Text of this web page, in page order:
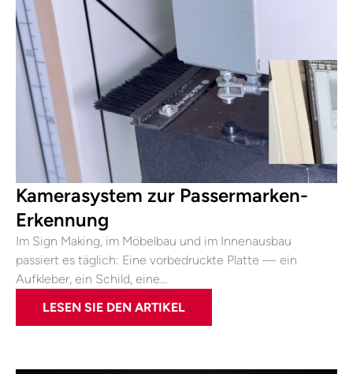
Kamerasystem zur Passermarken-
Erkennung
Im Sign Making, im Möbelbau und im Innenausbau
passiert es täglich: Eine vorbedruckte Platte — ein
Aufkleber, ein Schild, eine…
LESEN SIE DEN ARTIKEL